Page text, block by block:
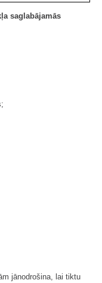
saglabājamās
jānodrošina, lai tiktu